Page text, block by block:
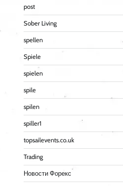
post
Sober Living
spellen
Spiele
spielen
spile
spilen
spiller1
topsailevents.co.uk
Trading
Новости Форекс